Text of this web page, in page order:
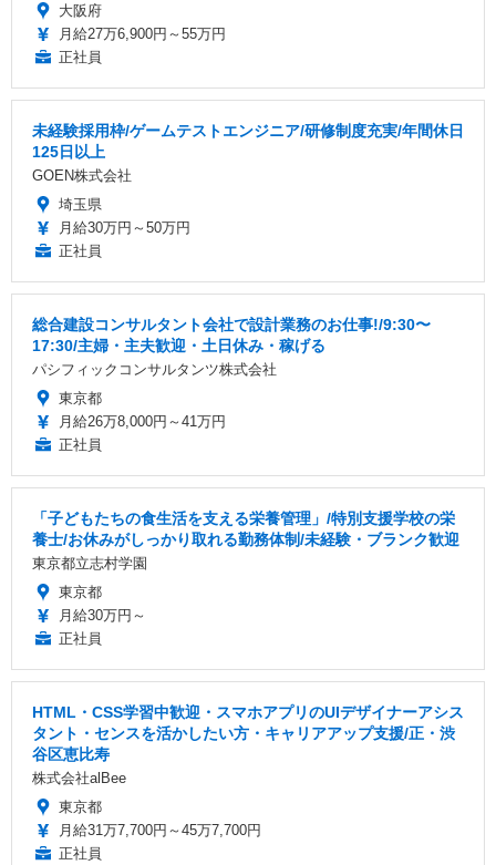
大阪府
月給27万6,900円～55万円
正社員
未経験採用枠/ゲームテストエンジニア/研修制度充実/年間休日
125日以上
GOEN株式会社
埼玉県
月給30万円～50万円
正社員
総合建設コンサルタント会社で設計業務のお仕事!/9:30〜
17:30/主婦・主夫歓迎・土日休み・稼げる
パシフィックコンサルタンツ株式会社
東京都
月給26万8,000円～41万円
正社員
「子どもたちの食生活を支える栄養管理」/特別支援学校の栄
養士/お休みがしっかり取れる勤務体制/未経験・ブランク歓迎
東京都立志村学園
東京都
月給30万円～
正社員
HTML・CSS学習中歓迎・スマホアプリのUIデザイナーアシス
タント・センスを活かしたい方・キャリアアップ支援/正・渋
谷区恵比寿
株式会社alBee
東京都
月給31万7,700円～45万7,700円
正社員